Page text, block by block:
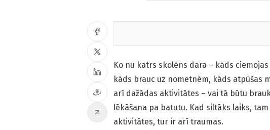
Ko nu katrs skolēns dara – kāds
kāds brauc uz nometnēm, kāds atpūšas
arī dažādas aktivitātes – vai tā būtu
lēkāšana pa batutu. Kad siltāks laiks,
aktivitātes, tur ir arī traumas.